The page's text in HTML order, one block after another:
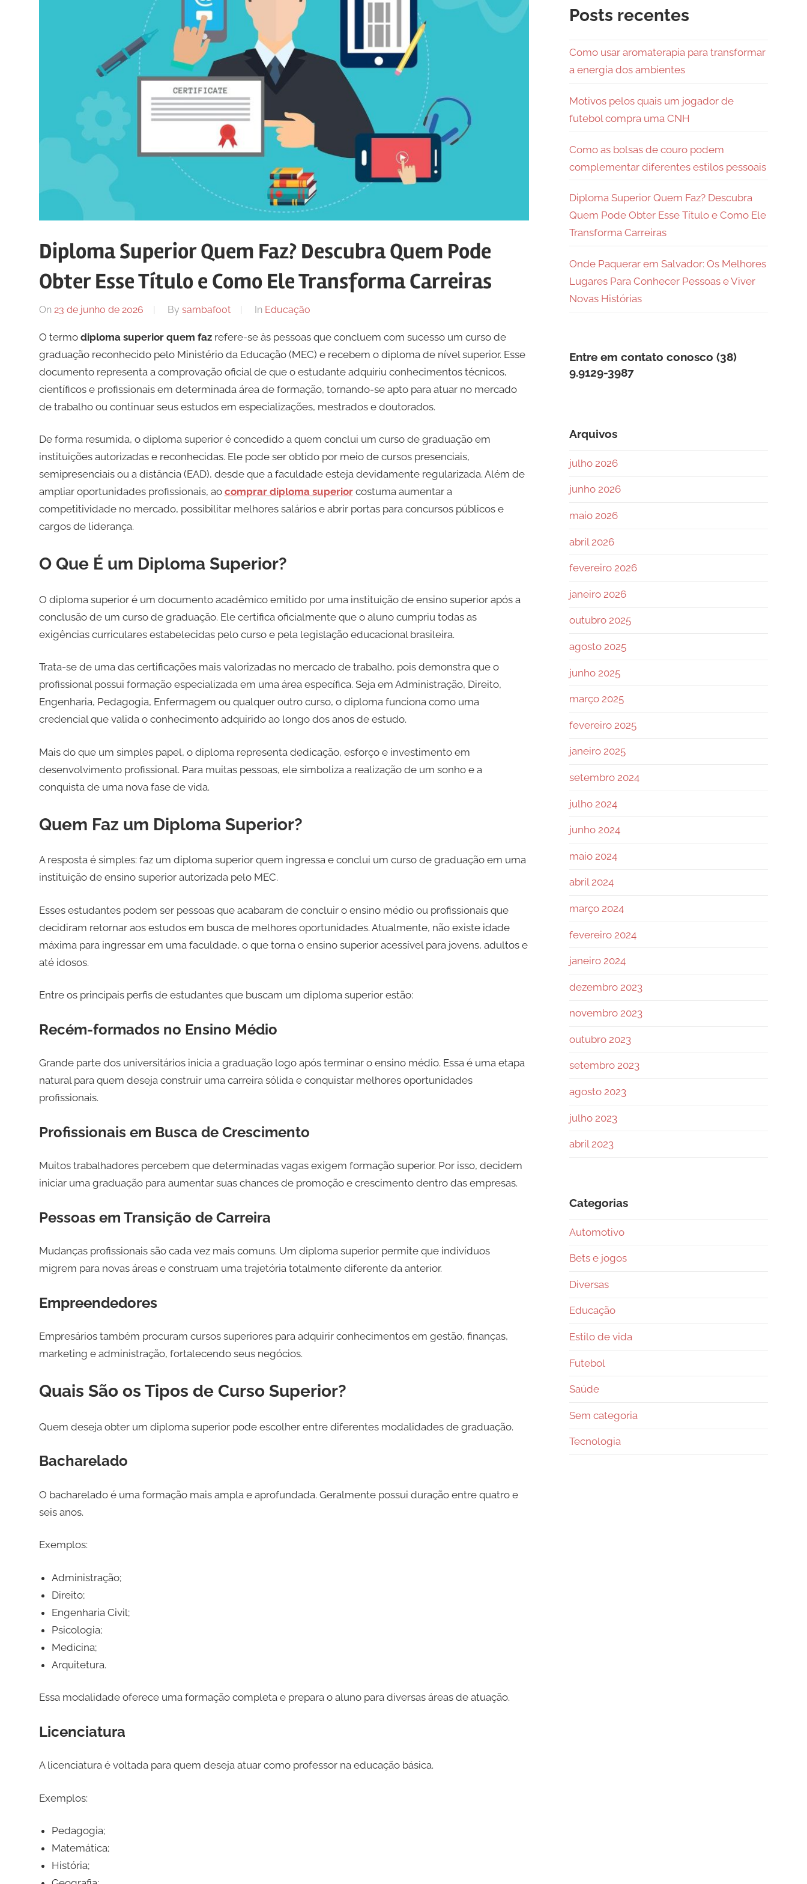
Diploma Superior Quem Faz? Descubra Quem Pode
Obter Esse Título e Como Ele Transforma Carreiras
On 23 de junho de 2026 By sambafoot In Educação
O termo diploma superior quem fazrefere-se às pessoas que concluem com sucesso um curso de
graduação reconhecido pelo Ministério da Educação (MEC) e recebem o diploma de nível superior. Esse
documento representa a comprovação oficial de que o estudante adquiriu conhecimentos técnicos,
científicos e profissionais em determinada área de formação, tornando-se apto para atuar no mercado
de trabalho ou continuar seus estudos em especializações, mestrados e doutorados.
De forma resumida, o diploma superior é concedido a quem conclui um curso de graduação em
instituições autorizadas e reconhecidas. Ele pode ser obtido por meio de cursos presenciais,
semipresenciais ou a distância (EAD), desde que a faculdade esteja devidamente regularizada. Além de
ampliar oportunidades profissionais, ao comprar diploma superiorcostuma aumentar a
competitividade no mercado, possibilitar melhores salários e abrir portas para concursos públicos e
cargos de liderança.
O Que É um Diploma Superior?
O diploma superior é um documento acadêmico emitido por uma instituição de ensino superior após a
conclusão de um curso de graduação. Ele certifica oficialmente que o aluno cumpriu todas as
exigências curriculares estabelecidas pelo curso e pela legislação educacional brasileira.
Trata-se de uma das certificações mais valorizadas no mercado de trabalho, pois demonstra que o
profissional possui formação especializada em uma área específica. Seja em Administração, Direito,
Engenharia, Pedagogia, Enfermagem ou qualquer outro curso, o diploma funciona como uma
credencial que valida o conhecimento adquirido ao longo dos anos de estudo.
Mais do que um simples papel, o diploma representa dedicação, esforço e investimento em
desenvolvimento profissional. Para muitas pessoas, ele simboliza a realização de um sonho e a
conquista de uma nova fase de vida.
Quem Faz um Diploma Superior?
A resposta é simples: faz um diploma superior quem ingressa e conclui um curso de graduação em uma
instituição de ensino superior autorizada pelo MEC.
Esses estudantes podem ser pessoas que acabaram de concluir o ensino médio ou profissionais que
decidiram retornar aos estudos em busca de melhores oportunidades. Atualmente, não existe idade
máxima para ingressar em uma faculdade, o que torna o ensino superior acessível para jovens, adultos e
até idosos.
Entre os principais perfis de estudantes que buscam um diploma superior estão:
Recém-formados no Ensino Médio
Grande parte dos universitários inicia a graduação logo após terminar o ensino médio. Essa é uma etapa
natural para quem deseja construir uma carreira sólida e conquistar melhores oportunidades
profissionais.
Profissionais em Busca de Crescimento
Muitos trabalhadores percebem que determinadas vagas exigem formação superior. Por isso, decidem
iniciar uma graduação para aumentar suas chances de promoção e crescimento dentro das empresas.
Pessoas em Transição de Carreira
Mudanças profissionais são cada vez mais comuns. Um diploma superior permite que indivíduos
migrem para novas áreas e construam uma trajetória totalmente diferente da anterior.
Empreendedores
Empresários também procuram cursos superiores para adquirir conhecimentos em gestão, finanças,
marketing e administração, fortalecendo seus negócios.
Quais São os Tipos de Curso Superior?
Quem deseja obter um diploma superior pode escolher entre diferentes modalidades de graduação.
Bacharelado
O bacharelado é uma formação mais ampla e aprofundada. Geralmente possui duração entre quatro e
seis anos.
Exemplos:
Administração;
Direito;
Engenharia Civil;
Psicologia;
Medicina;
Arquitetura.
Essa modalidade oferece uma formação completa e prepara o aluno para diversas áreas de atuação.
Licenciatura
A licenciatura é voltada para quem deseja atuar como professor na educação básica.
Exemplos:
Pedagogia;
Matemática;
História;
Posts recentes
Como usar aromaterapia para transformar
a energia dos ambientes
Motivos pelos quais um jogador de
futebol compra uma CNH
Como as bolsas de couro podem
complementar diferentes estilos pessoais
Diploma Superior Quem Faz? Descubra
Quem Pode Obter Esse Título e Como Ele
Transforma Carreiras
Onde Paquerar em Salvador: Os Melhores
Lugares Para Conhecer Pessoas e Viver
Novas Histórias
Entre em contato conosco (38)
9.9129-3987
Arquivos
julho 2026
junho 2026
maio 2026
abril 2026
fevereiro 2026
janeiro 2026
outubro 2025
agosto 2025
junho 2025
março 2025
fevereiro 2025
janeiro 2025
setembro 2024
julho 2024
junho 2024
maio 2024
abril 2024
março 2024
fevereiro 2024
janeiro 2024
dezembro 2023
novembro 2023
outubro 2023
setembro 2023
agosto 2023
julho 2023
abril 2023
Categorias
Automotivo
Bets e jogos
Diversas
Educação
Estilo de vida
Futebol
Saúde
Sem categoria
Tecnologia